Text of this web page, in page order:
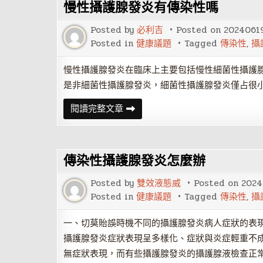
傳
染
性
嗎
慢性攝護腺發炎有傳染性嗎
Posted by 必利吉 Posted on
Posted in 健康議題 Tagged 傳染性, 攝
慢性攝護腺發炎在臨床上主要包括慢性細菌性攝
是非細菌性攝護腺發炎，細菌性攝護腺發炎僅占
閱讀完整文章慢
性
攝
發
炎
有
傳
染
性
傳染性攝護腺發炎怎麼辦
Posted by 雙效液態威 Posted on
Posted in 健康議題 Tagged 傳染性, 攝
一、切莫貽誤時機不同的攝護腺發炎病人症狀的
攝護腺發炎症狀表現呈多樣化、症狀與炎症輕重
無症狀表現，而有些攝護腺發炎的攝護腺液檢查